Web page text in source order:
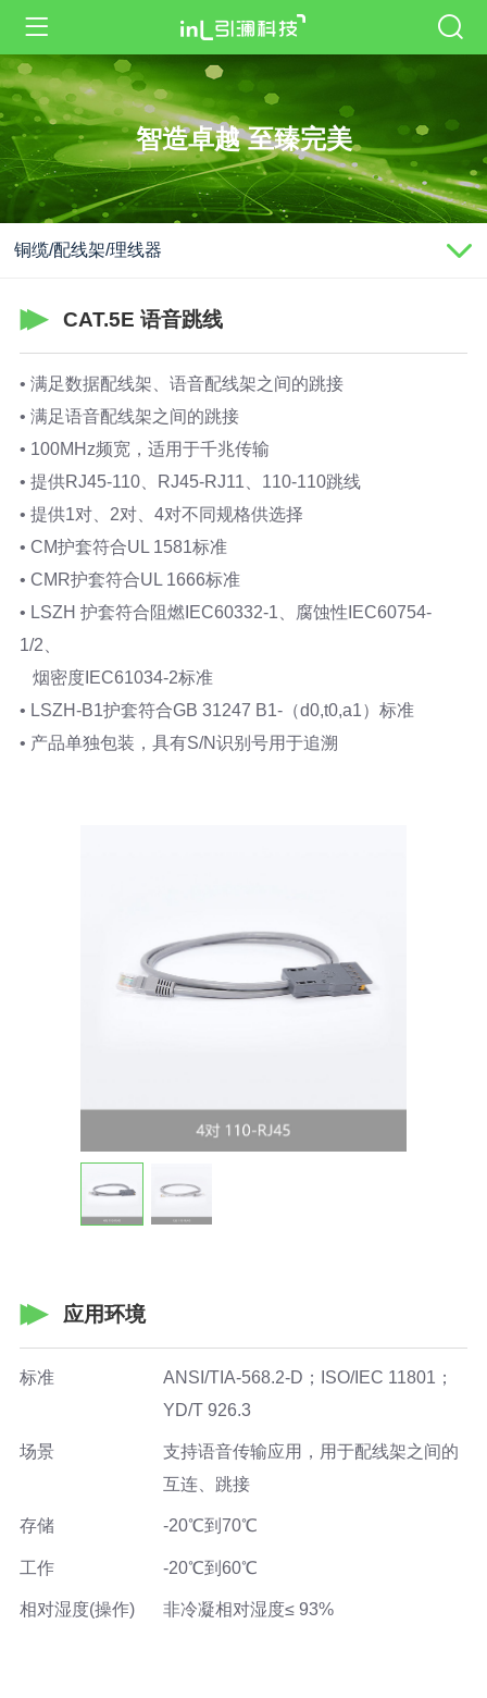
智造卓越 至臻完美
铜缆/配线架/理线器
CAT.5E 语音跳线
• 满足数据配线架、语音配线架之间的跳接
• 满足语音配线架之间的跳接
• 100MHz频宽，适用于千兆传输
• 提供RJ45-110、RJ45-RJ11、110-110跳线
• 提供1对、2对、4对不同规格供选择
• CM护套符合UL 1581标准
• CMR护套符合UL 1666标准
• LSZH 护套符合阻燃IEC60332-1、腐蚀性IEC60754-
1/2、
烟密度IEC61034-2标准
• LSZH-B1护套符合GB 31247 B1-（d0,t0,a1）标准
• 产品单独包装，具有S/N识别号用于追溯
应用环境
标准
ANSI/TIA-568.2-D；ISO/IEC 11801；
YD/T 926.3
场景
支持语音传输应用，用于配线架之间的
互连、跳接
存储 -20℃到70℃
工作 -20℃到60℃
相对湿度(操作) 非冷凝相对湿度≤ 93%